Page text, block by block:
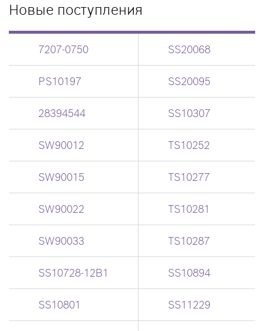
Новые поступления
7207-0750 SS20068
PS10197 SS20095
28394544 SS10307
SW90012 TS10252
SW90015 TS10277
SW90022 TS10281
SW90033 TS10287
SS10728-12B1 SS10894
SS10801 SS11229